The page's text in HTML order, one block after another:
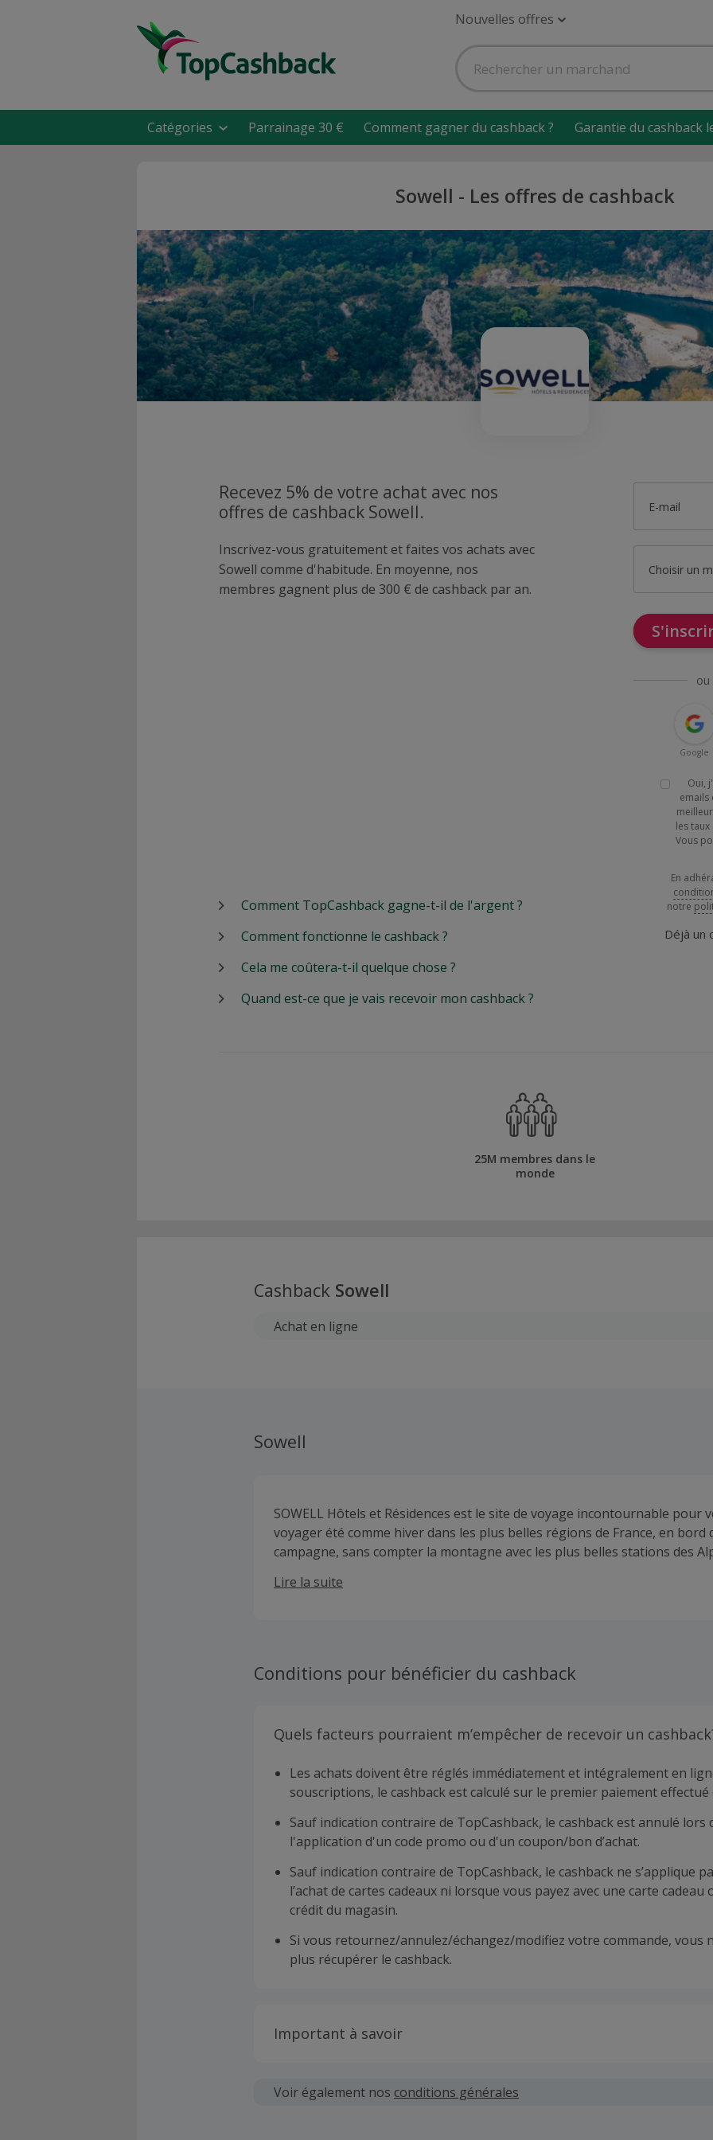
Nouvelles offres
Catégories Parrainage 30 € Comment gagner du cashback ? Garantie du cashback
Sowell - Les offres de cashback
Recevez 5% de votre achat avec nos
offres de cashback Sowell.
Inscrivez-vous gratuitement et faites vos achats avec
Sowell comme d'habitude. En moyenne, nos
membres gagnent plus de 300 € de cashback par an.
E-mail
Choisir un
ou
Google
Oui,
emails
les
Vous
En
notre
Déjà un
Comment TopCashback gagne-t-il de l'argent ?
Comment fonctionne le cashback ?
Cela me coûtera-t-il quelque chose ?
Quand est-ce que je vais recevoir mon cashback ?
25M membres dans le
monde
Cashback Sowell
Achat en ligne
Sowell
SOWELL Hôtels et Résidences est le site de voyage incontournable pour
voyager été comme hiver dans les plus belles régions de France, en bord
campagne, sans compter la montagne avec les plus belles stations des
proposer une offre toujours plus personnalisée et adaptée aux attentes
Lire la suite
Conditions pour bénéficier du cashback
Quels facteurs pourraient m’empêcher de recevoir un
Les achats doivent être réglés immédiatement et intégralement en
souscriptions, le cashback est calculé sur le premier paiement effectué
Sauf indication contraire de TopCashback, le cashback est annulé lors
l'application d'un code promo ou d'un coupon/bon d’achat.
Sauf indication contraire de TopCashback, le cashback ne s’applique
l’achat de cartes cadeaux ni lorsque vous payez avec une carte cadeau
crédit du magasin.
Si vous retournez/annulez/échangez/modifiez votre commande, vous
plus récupérer le cashback.
Important à savoir
soumises au plus tard dans les 100 jours qui suivent la date d'achat.
Voir également nos conditions générales